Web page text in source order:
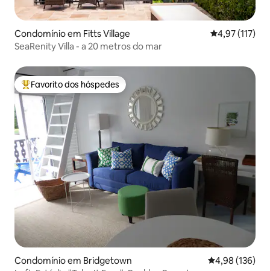
Condomínio em Fitts Village Classificação
4,97 (117)
SeaRenity Villa - a 20 metros do mar
Favoritos dos hóspedes mais apreciados
Favorito dos hóspedes
Condomínio em Bridgetown Classificação
4,98 (136)